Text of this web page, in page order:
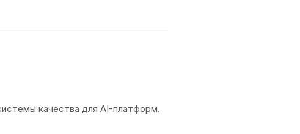
качества для AI-платформ.